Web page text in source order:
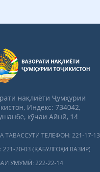
нақлиёти Ҷумҳурии
Индекс: 734042,
кӯчаи Айнӣ, 14
ТАВАССУТИ ТЕЛЕФОН: 221-17-13
221-20-03 (ҚАБУЛГОҲИ ВАЗИР)
УМУМӢ: 222-22-14